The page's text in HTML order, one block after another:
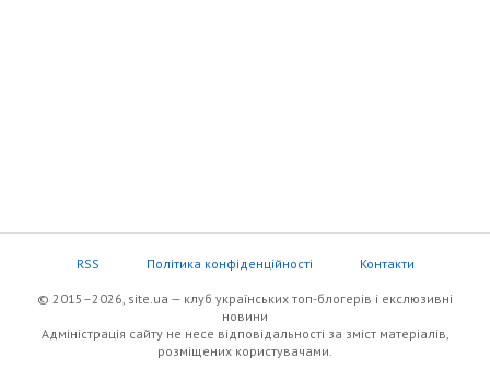
RSS Політика конфіденційності Контакти
© 2015–2026, site.ua — клуб українських топ-блогерів i екслюзивнi
новини
Адміністрація сайту не несе відповідальності за зміст матеріалів,
розміщених користувачами.